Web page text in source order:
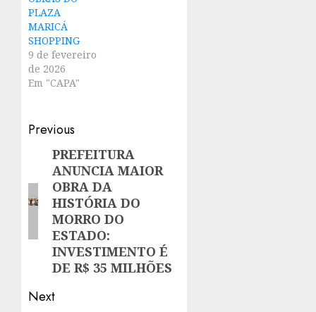
PLAZA
MARICÁ
SHOPPING
9 de fevereiro
de 2026
Em "CAPA"
Post
navigation
Previous
Previous
post:
PREFEITURA
ANUNCIA MAIOR
OBRA DA
HISTÓRIA DO
MORRO DO
ESTADO:
INVESTIMENTO É
DE R$ 35 MILHÕES
Next